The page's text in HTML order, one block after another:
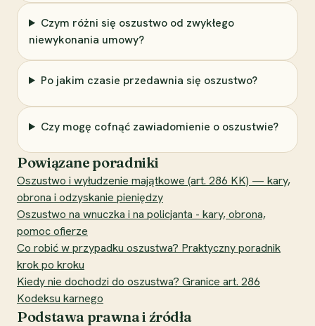
Czym różni się oszustwo od zwykłego
niewykonania umowy?
Po jakim czasie przedawnia się oszustwo?
Czy mogę cofnąć zawiadomienie o oszustwie?
Powiązane poradniki
Oszustwo i wyłudzenie majątkowe (art. 286 KK) — kary,
obrona i odzyskanie pieniędzy
Oszustwo na wnuczka i na policjanta - kary, obrona,
pomoc ofierze
Co robić w przypadku oszustwa? Praktyczny poradnik
krok po kroku
Kiedy nie dochodzi do oszustwa? Granice art. 286
Kodeksu karnego
Podstawa prawna i źródła